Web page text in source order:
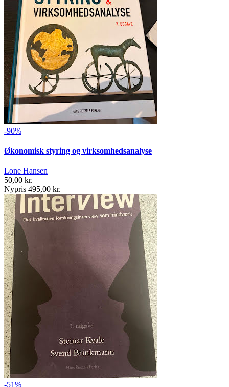
-90%
Økonomisk styring og virksomhedsanalyse
Lone Hansen
50,00 kr.
Nypris 495,00 kr.
-51%